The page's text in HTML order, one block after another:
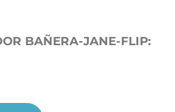
BAÑERA-JANE-FLIP: